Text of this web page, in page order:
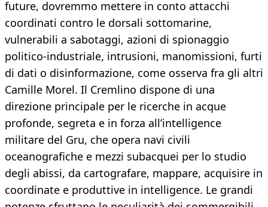
future, dovremmo mettere in conto attacchi
coordinati contro le dorsali sottomarine,
vulnerabili a sabotaggi, azioni di spionaggio
politico-industriale, intrusioni, manomissioni, furti
di dati o disinformazione, come osserva fra gli altri
Camille Morel. Il Cremlino dispone di una
direzione principale per le ricerche in acque
profonde, segreta e in forza all’intelligence
militare del Gru, che opera navi civili
oceanografiche e mezzi subacquei per lo studio
degli abissi, da cartografare, mappare, acquisire in
coordinate e produttive in intelligence. Le grandi